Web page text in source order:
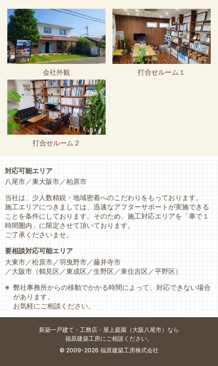
会社外観 打合せルーム１
打合せルーム２
対応可能エリア
八尾市
東大阪市
柏原市
当社は、少人数精鋭・地域密着へのこだわりをもっております。
施工エリアにつきましては、迅速なアフターサポートが実施できる
ことを条件にしております。そのため、施工対応エリアを「車で１
時間圏内」に限定させて頂いております。
ご了承くださいませ。
要相談対応可能エリア
大東市
松原市 羽曳野市
藤井寺市
大阪市 （鶴見区 東成区 生野区 東住吉区
平野区）
弊社事務所からの移動でかかる時間によって、対応できない場合
があります。
お気軽にご相談ください。
© 2009-2026 福原建築工房株式会社
新築一戸建て・工務店・ 屋上庭園（大阪八尾市）なら
福原建築工房にご相談ください。